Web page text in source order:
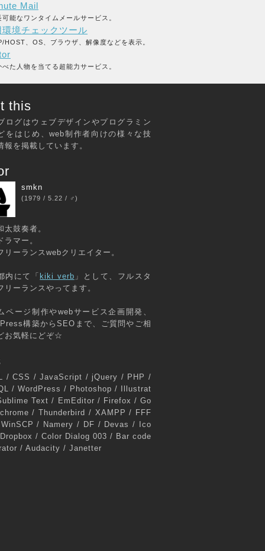
Mail
可能なワンタイムメールサービス。
環境チェックツール
HOST、OS、ブラウザ、解像度などを表示。
べた人物を当てる超能力サービス。
this
ログはウェブデザインやプログラミン
をはじめ、web制作者向けの様々な技
報を掲載しています。
smkn
(1979 / 5.22 / ♂)
太鼓奏者。
ラマー。
リーランスwebクリエイター。
内にて「 kiki verb 」として、フルスタ
リーランスやってます。
ページ制作やwebサービス企画開発、
構築からSEOまで、ご質問やご相
お気軽にどぞ☆
/ CSS / JavaScript / jQuery / PHP /
/ WordPress / Photoshop / Illustrat
Text / EmEditor / Firefox / Go
/ Thunderbird / XAMPP / FFF
/ Namery / DF / Devas / Ico
/ Color Dialog 003 / Bar code
/ Audacity / Janetter